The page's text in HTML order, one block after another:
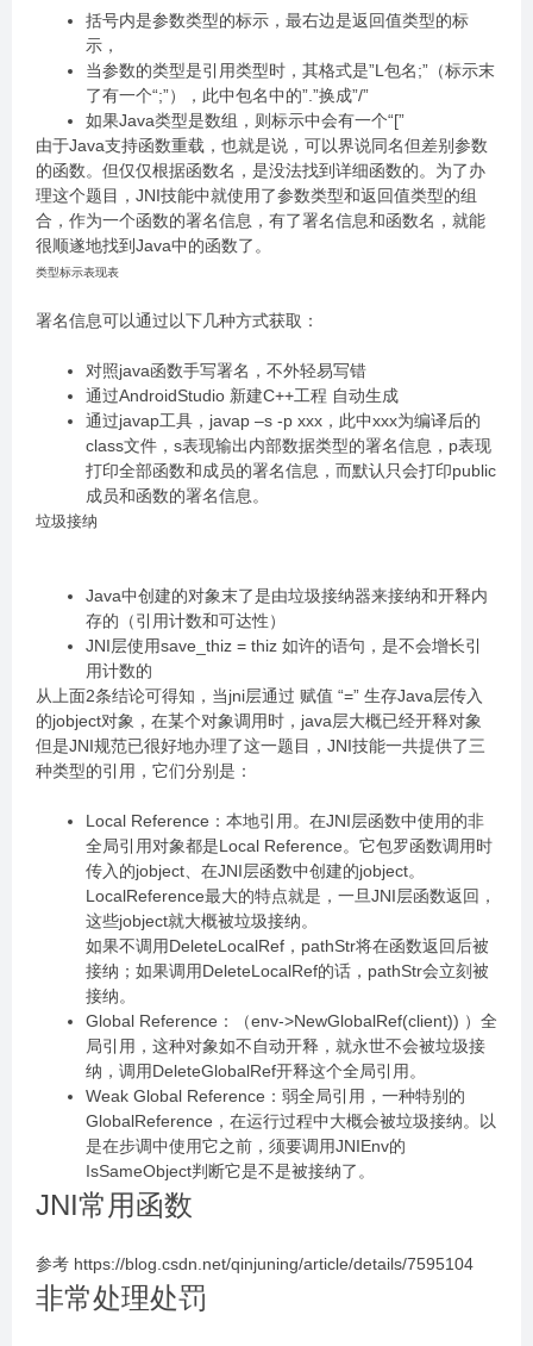
括号内是参数类型的标示，最右边是返回值类型的标
示，
当参数的类型是引用类型时，其格式是”L包名;”（标示末
了有一个“;”），此中包名中的”.”换成”/”
如果Java类型是数组，则标示中会有一个“[”
由于Java支持函数重载，也就是说，可以界说同名但差别参数
的函数。但仅仅根据函数名，是没法找到详细函数的。为了办
理这个题目，JNI技能中就使用了参数类型和返回值类型的组
合，作为一个函数的署名信息，有了署名信息和函数名，就能
很顺遂地找到Java中的函数了。
类型标示表现表
署名信息可以通过以下几种方式获取：
对照java函数手写署名，不外轻易写错
通过AndroidStudio 新建C++工程 自动生成
通过javap工具，javap –s -p xxx，此中xxx为编译后的
class文件，s表现输出内部数据类型的署名信息，p表现
打印全部函数和成员的署名信息，而默认只会打印public
成员和函数的署名信息。
垃圾接纳
Java中创建的对象末了是由垃圾接纳器来接纳和开释内
存的（引用计数和可达性）
JNI层使用save_thiz = thiz 如许的语句，是不会增长引
用计数的
从上面2条结论可得知，当jni层通过 赋值 “=” 生存Java层传入
的jobject对象，在某个对象调用时，java层大概已经开释对象
但是JNI规范已很好地办理了这一题目，JNI技能一共提供了三
种类型的引用，它们分别是：
Local Reference：本地引用。在JNI层函数中使用的非
全局引用对象都是Local Reference。它包罗函数调用时
传入的jobject、在JNI层函数中创建的jobject。
LocalReference最大的特点就是，一旦JNI层函数返回，
这些jobject就大概被垃圾接纳。
如果不调用DeleteLocalRef，pathStr将在函数返回后被
接纳；如果调用DeleteLocalRef的话，pathStr会立刻被
接纳。
Global Reference：（env->NewGlobalRef(client)) ）全
局引用，这种对象如不自动开释，就永世不会被垃圾接
纳，调用DeleteGlobalRef开释这个全局引用。
Weak Global Reference：弱全局引用，一种特别的
GlobalReference，在运行过程中大概会被垃圾接纳。以
是在步调中使用它之前，须要调用JNIEnv的
IsSameObject判断它是不是被接纳了。
JNI常用函数
参考 https://blog.csdn.net/qinjuning/article/details/7595104
非常处理处罚